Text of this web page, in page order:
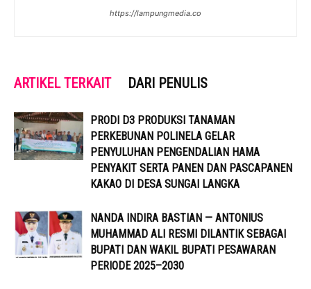
https://lampungmedia.co
ARTIKEL TERKAIT DARI PENULIS
PRODI D3 PRODUKSI TANAMAN
PERKEBUNAN POLINELA GELAR
PENYULUHAN PENGENDALIAN HAMA
PENYAKIT SERTA PANEN DAN PASCAPANEN
KAKAO DI DESA SUNGAI LANGKA
NANDA INDIRA BASTIAN — ANTONIUS
MUHAMMAD ALI RESMI DILANTIK SEBAGAI
BUPATI DAN WAKIL BUPATI PESAWARAN
PERIODE 2025–2030